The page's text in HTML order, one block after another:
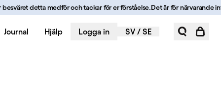
detta medför och tackar för er förståelse.Det är för närvarande inte
Journal Hjälp Logga in SV / SE